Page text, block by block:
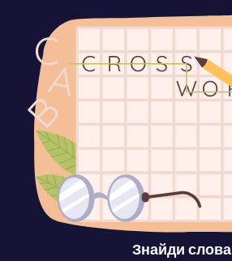
Знайди слова